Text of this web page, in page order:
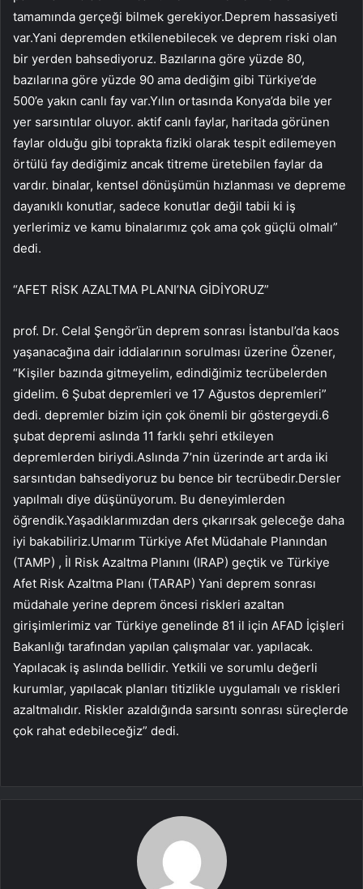
tamamında gerçeği bilmek gerekiyor.Deprem hassasiyeti
var.Yani depremden etkilenebilecek ve deprem riski olan
bir yerden bahsediyoruz. Bazılarına göre yüzde 80,
bazılarına göre yüzde 90 ama dediğim gibi Türkiye’de
500’e yakın canlı fay var.Yılın ortasında Konya’da bile yer
yer sarsıntılar oluyor. aktif canlı faylar, haritada görünen
faylar olduğu gibi toprakta fiziki olarak tespit edilemeyen
örtülü fay dediğimiz ancak titreme üretebilen faylar da
vardır. binalar, kentsel dönüşümün hızlanması ve depreme
dayanıklı konutlar, sadece konutlar değil tabii ki iş
yerlerimiz ve kamu binalarımız çok ama çok güçlü olmalı”
dedi.
“AFET RİSK AZALTMA PLANI’NA GİDİYORUZ”
prof. Dr. Celal Şengör’ün deprem sonrası İstanbul’da kaos
yaşanacağına dair iddialarının sorulması üzerine Özener,
“Kişiler bazında gitmeyelim, edindiğimiz tecrübelerden
gidelim. 6 Şubat depremleri ve 17 Ağustos depremleri”
dedi. depremler bizim için çok önemli bir göstergeydi.6
şubat depremi aslında 11 farklı şehri etkileyen
depremlerden biriydi.Aslında 7’nin üzerinde art arda iki
sarsıntıdan bahsediyoruz bu bence bir tecrübedir.Dersler
yapılmalı diye düşünüyorum. Bu deneyimlerden
öğrendik.Yaşadıklarımızdan ders çıkarırsak geleceğe daha
iyi bakabiliriz.Umarım Türkiye Afet Müdahale Planından
(TAMP) , İl Risk Azaltma Planını (IRAP) geçtik ve Türkiye
Afet Risk Azaltma Planı (TARAP) Yani deprem sonrası
müdahale yerine deprem öncesi riskleri azaltan
girişimlerimiz var Türkiye genelinde 81 il için AFAD İçişleri
Bakanlığı tarafından yapılan çalışmalar var. yapılacak.
Yapılacak iş aslında bellidir. Yetkili ve sorumlu değerli
kurumlar, yapılacak planları titizlikle uygulamalı ve riskleri
azaltmalıdır. Riskler azaldığında sarsıntı sonrası süreçlerde
çok rahat edebileceğiz” dedi.